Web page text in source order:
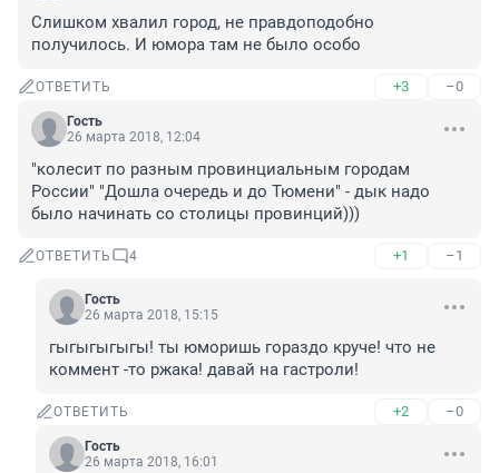
Слишком хвалил город, не правдоподобно
получилось. И юмора там не было особо
ОТВЕТИТЬ +3 –0
Гость
26 марта 2018, 12:04
"колесит по разным провинциальным городам
России" "Дошла очередь и до Тюмени" - дык надо
было начинать со столицы провинций)))
ОТВЕТИТЬ 4 +1 –1
Гость
26 марта 2018, 15:15
гыгыгыгыгы! ты юморишь гораздо круче! что не
коммент -то ржака! давай на гастроли!
ОТВЕТИТЬ +2 –0
Гость
26 марта 2018, 16:01